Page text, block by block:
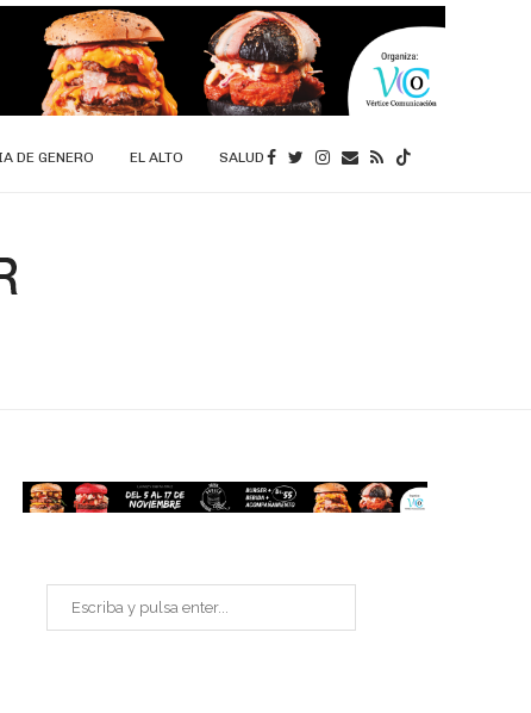
DE GENERO EL ALTO SALUD